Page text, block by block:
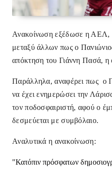
Ανακοίνωση εξέδωσε η ΑΕΛ,
μεταξύ άλλων πως ο
απόκτηση του Γιάννη Πασά, η
Παράλληλα, αναφέρει πως ο
να έχει ενημερώσει την
τον ποδοσφαιριστή, αφού ο
δεσμεύεται με συμβόλαιο.
Αναλυτικά η ανακοίνωση:
"Κατόπιν πρόσφατων